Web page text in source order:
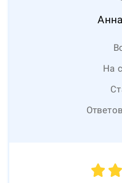
Анна
На